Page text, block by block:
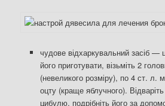
чудове відхаркувальний засіб
його приготувати, візьміть 2
(невеликого розміру), по 4 ст. л.
оцту (краще яблучного).
цибулю, подрібніть його за